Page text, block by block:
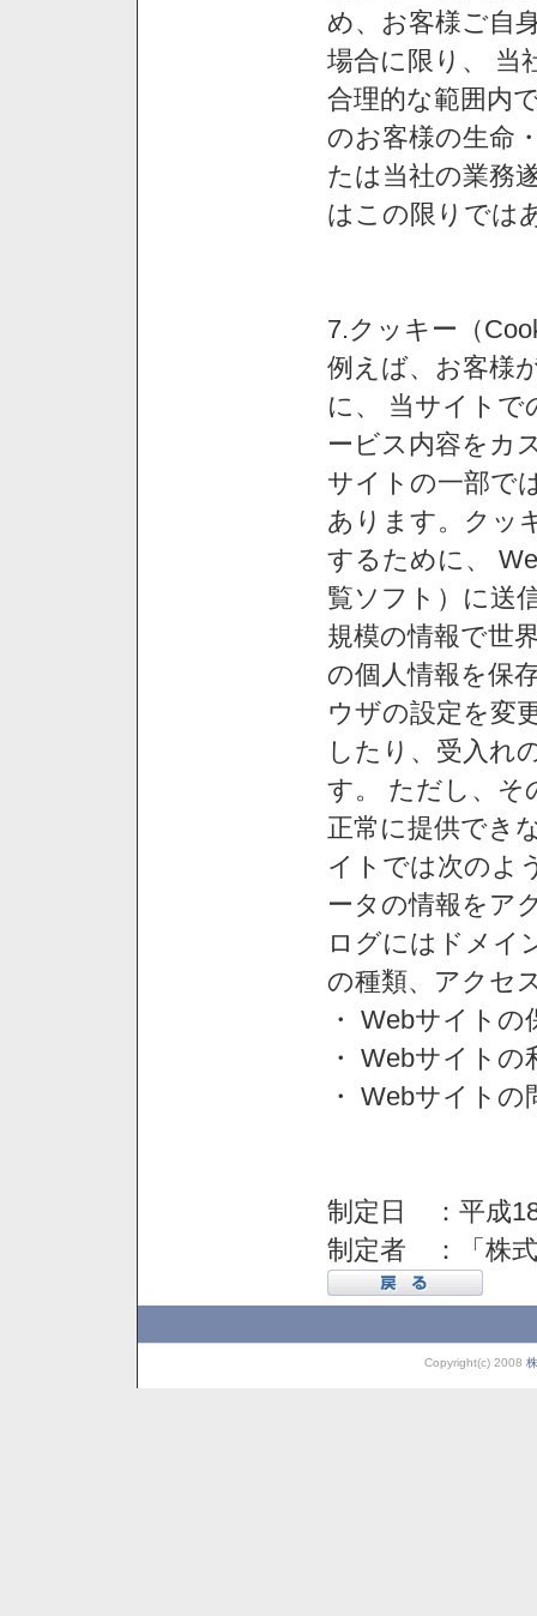
め、お客様ご自
場合に限り、 当
合理的な範囲内
のお客様の生命
たは当社の業務
はこの限りでは
7.クッキー（
例えば、お客様
に、 当サイトで
ービス内容をカ
サイトの一部で
あります。クッ
するために、
覧ソフト）に送
規模の情報で世
の個人情報を保
ウザの設定を変
したり、受入れ
す。 ただし、そ
正常に提供でき
イトでは次のよ
ータの情報をア
ログにはドメイ
の種類、アクセ
・ Webサイトの
・ Webサイト
・ Webサイト
制定日 ：平成
制定者 ：「株
Copyright(c) 2008